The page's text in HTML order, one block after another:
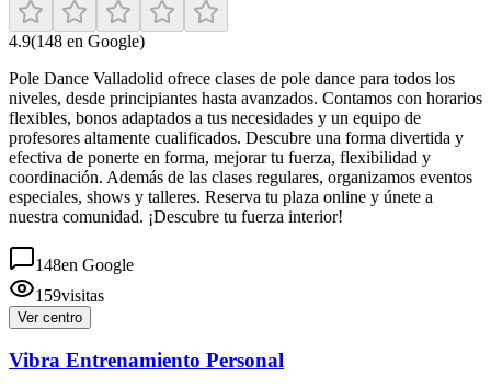
4.9(148 en Google)
Pole Dance Valladolid ofrece clases de pole dance para todos los
niveles, desde principiantes hasta avanzados. Contamos con horarios
flexibles, bonos adaptados a tus necesidades y un equipo de
profesores altamente cualificados. Descubre una forma divertida y
efectiva de ponerte en forma, mejorar tu fuerza, flexibilidad y
coordinación. Además de las clases regulares, organizamos eventos
especiales, shows y talleres. Reserva tu plaza online y únete a
nuestra comunidad. ¡Descubre tu fuerza interior!
148en Google
159visitas
Ver centro
Vibra Entrenamiento Personal